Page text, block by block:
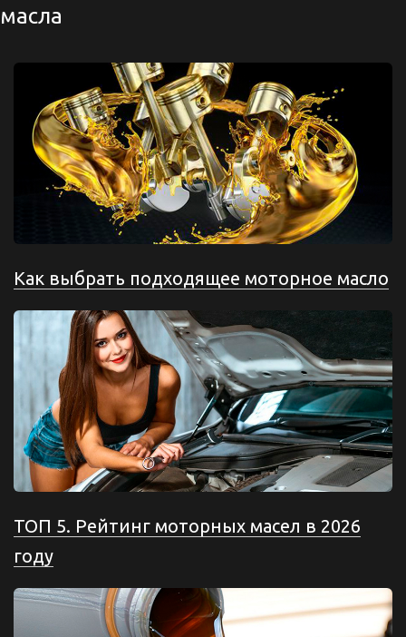
масла
Как выбрать подходящее моторное масло
ТОП 5. Рейтинг моторных масел в 2026
году